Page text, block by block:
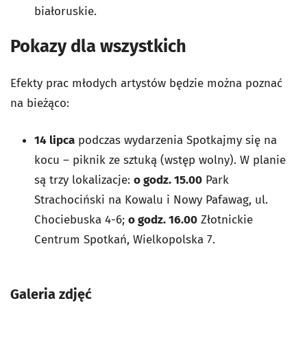
białoruskie.
Pokazy dla wszystkich
Efekty prac młodych artystów będzie można poznać
na bieżąco:
14 lipca podczas wydarzenia Spotkajmy się na
kocu – piknik ze sztuką (wstęp wolny). W planie
są trzy lokalizacje: o godz. 15.00 Park
Strachociński na Kowalu i Nowy Pafawag, ul.
Chociebuska 4-6; o godz. 16.00 Złotnickie
Centrum Spotkań, Wielkopolska 7.
Galeria zdjęć